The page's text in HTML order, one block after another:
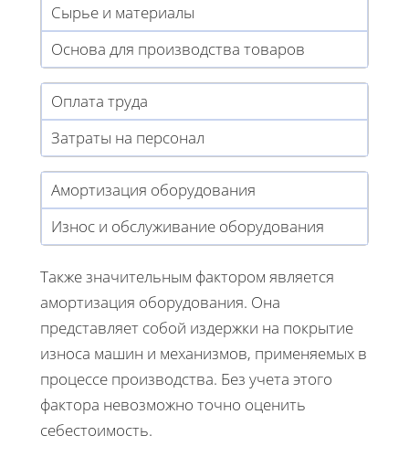
Сырье и материалы
Основа для производства товаров
Оплата труда
Затраты на персонал
Амортизация оборудования
Износ и обслуживание оборудования
Также значительным фактором является
амортизация оборудования. Она
представляет собой издержки на покрытие
износа машин и механизмов, применяемых в
процессе производства. Без учета этого
фактора невозможно точно оценить
себестоимость.